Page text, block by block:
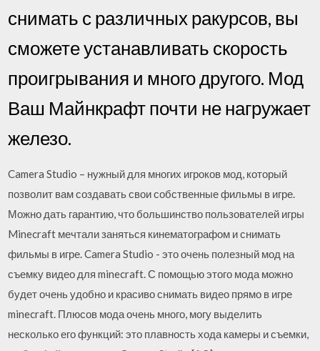
снимать с различных ракурсов, вы
сможете устанавливать скорость
проигрывания и много другого. Мод
Ваш Майнкрафт почти не нагружает
железо.
Camera Studio – нужный для многих игроков мод, который
позволит вам создавать свои собственные фильмы в игре.
Можно дать гарантию, что большинство пользователей игры
Minecraft мечтали заняться кинематографом и снимать
фильмы в игре. Camera Studio - это очень полезный мод на
съемку видео для minecraft. С помощью этого мода можно
будет очень удобно и красиво снимать видео прямо в игре
minecraft. Плюсов мода очень много, могу выделить
несколько его функций: это плавность хода камеры и съемки,